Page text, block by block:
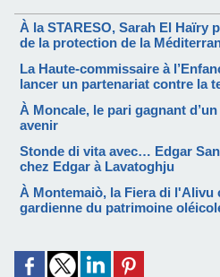
À la STARESO, Sarah El Haïry
de la protection de la
La Haute-commissaire à
lancer un partenariat contre la
À Moncale, le pari gagnant
avenir
Stonde di vita avec… Edgar
chez Edgar à Lavatoghju
À Montemaiò, la Fiera di l'Alivu
gardienne du patrimoine